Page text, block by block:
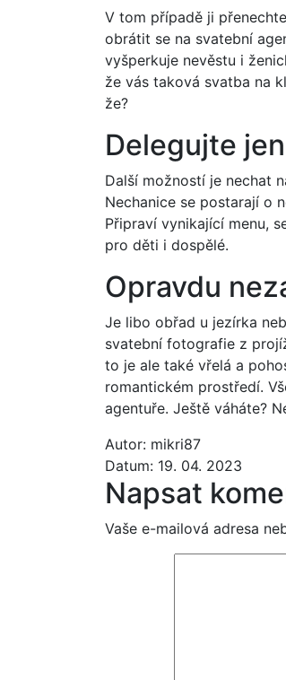
V tom případě ji
obrátit se na svatební
vyšperkuje nevěstu i
že vás taková svatba na
že?
Delegujte
Další možností je nechat
Nechanice se postarají o
Připraví vynikající menu,
pro děti i dospělé.
Opravdu
Je libo obřad u jezírka
svatební fotografie z
to je ale také vřelá a
romantickém prostředí.
agentuře. Ještě váháte?
Autor: mikri87
Datum: 19. 04. 2023
Napsat
Vaše e-mailová adresa